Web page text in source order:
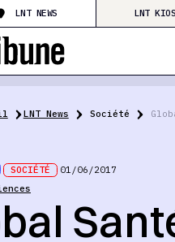
LNT NEWS LNT
LNT News Société
SOCIÉTÉ
01/06/2017